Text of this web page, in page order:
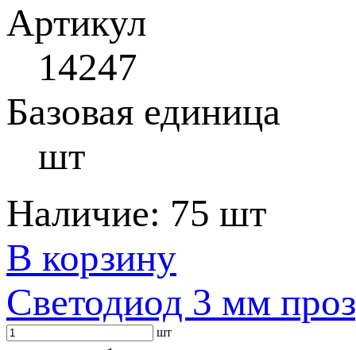
Артикул
14247
Базовая единица
шт
Наличие: 75 шт
В корзину
Светодиод 3 мм
шт